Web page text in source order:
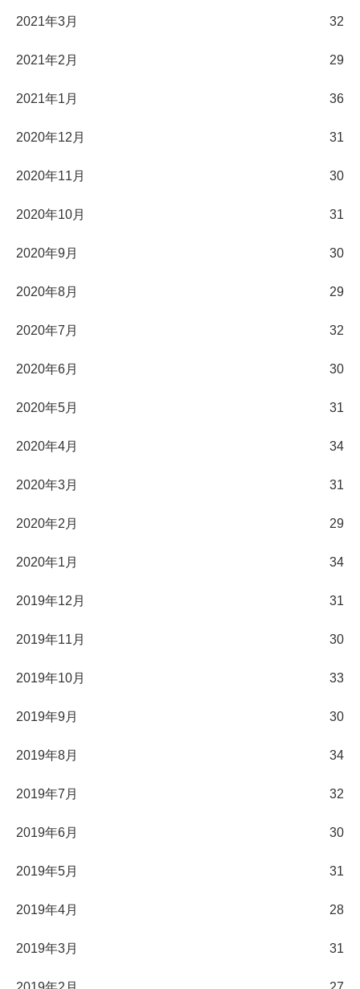
2021年3月 32
2021年2月 29
2021年1月 36
2020年12月 31
2020年11月 30
2020年10月 31
2020年9月 30
2020年8月 29
2020年7月 32
2020年6月 30
2020年5月 31
2020年4月 34
2020年3月 31
2020年2月 29
2020年1月 34
2019年12月 31
2019年11月 30
2019年10月 33
2019年9月 30
2019年8月 34
2019年7月 32
2019年6月 30
2019年5月 31
2019年4月 28
2019年3月 31